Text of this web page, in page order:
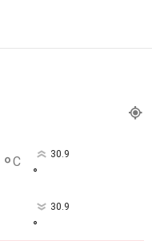
°C 30.9
°
30.9
°